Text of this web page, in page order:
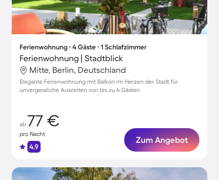
Ferienwohnung ∙ 4 Gäste ∙ 1 Schlafzimmer
Ferienwohnung | Stadtblick
Mitte, Berlin, Deutschland
Elegante Ferienwohnung mit Balkon im Herzen der Stadt für
unvergessliche Auszeiten von bis zu 4 Gästen
ab 77 €
pro Nacht
4.9
Zum Angebot